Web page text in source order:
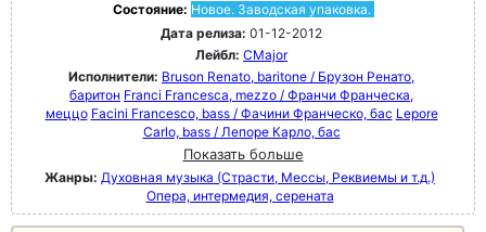
Состояние: Новое. Заводская упаковка.
Дата релиза: 01-12-2012
Лейбл: CMajor
Исполнители: Bruson Renato, baritone / Брузон Ренато,
баритон Franci Francesca, mezzo / Франчи Франческа,
меццо Facini Francesco, bass / Фачини Франческо, бас Lepore
Carlo, bass / Лепоре Карло, бас
Показать больше
Жанры: Духовная музыка (Страсти, Мессы, Реквиемы и т.д.)
Опера, интермедия, серената